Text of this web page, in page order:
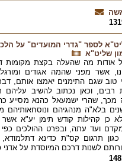
לספר "גדרי המועדים" על
שליט"א
אודות מה שהעלה בקצת מקומות
אשר מפני שהמה אגודים
טוב שגם התימנים יאמצו אותם,
רבים, וכאן נכתוב להשיב
שהרי ישמעאל כהנא מסייע
בלא"ה מנהגיהם ונוסחאותיהם
כן קהילות קודש תימן יע"א
ועד עתה, ובפרט ההולכים כפי
תרגום קס"ת כדינא דתלמודא,
לשנות דרכם המיוסדת על אדני